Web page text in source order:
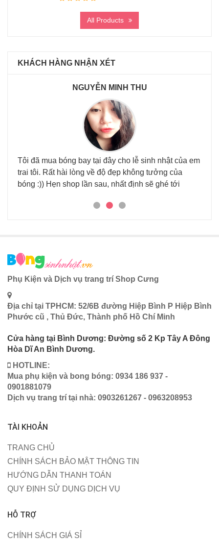
All Products
KHÁCH HÀNG NHẬN XÉT
NGUYỄN MINH THU
Tôi đã mua bóng bay tại đây cho lễ sinh nhật của em
trai tôi. Rất hài lòng về độ đẹp không tưởng của
bóng :)) Hẹn shop lần sau, nhất định sẽ ghé tới
Phụ Kiện và Dịch vụ trang trí Shop Cưng
Địa chỉ tại TPHCM: 52/6B đường Hiệp Bình P Hiệp Bình
Phước cũ , Thủ Đức, Thành phố Hồ Chí Minh
Cửa hàng tại Bình Dương: Đường số 2 Kp Tây A Đông
Hòa Dĩ An Bình Dương.
HOTLINE:
Mua phụ kiện và bong bóng: 0934 186 937 -
0901881079
Dịch vụ trang trí tại nhà: 0903261267 - 0963208953
TÀI KHOẢN
TRANG CHỦ
CHÍNH SÁCH BẢO MẬT THÔNG TIN
HƯỚNG DẪN THANH TOÁN
QUY ĐỊNH SỬ DỤNG DỊCH VỤ
HỖ TRỢ
CHÍNH SÁCH GIÁ SỈ